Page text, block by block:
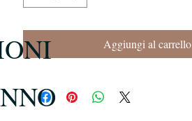
Aggiungi al carrello